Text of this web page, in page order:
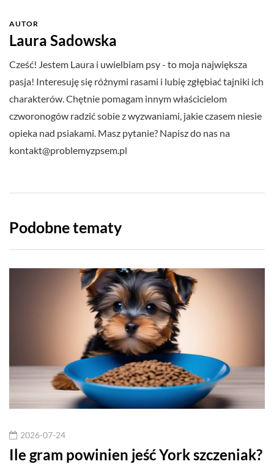
AUTOR
Laura Sadowska
Cześć! Jestem Laura i uwielbiam psy - to moja największa
pasja! Interesuję się różnymi rasami i lubię zgłębiać tajniki ich
charakterów. Chętnie pomagam innym właścicielom
czworonogów radzić sobie z wyzwaniami, jakie czasem niesie
opieka nad psiakami. Masz pytanie? Napisz do nas na
kontakt@problemyzpsem.pl
Podobne tematy
2026-07-24
Ile gram powinien jeść York szczeniak?